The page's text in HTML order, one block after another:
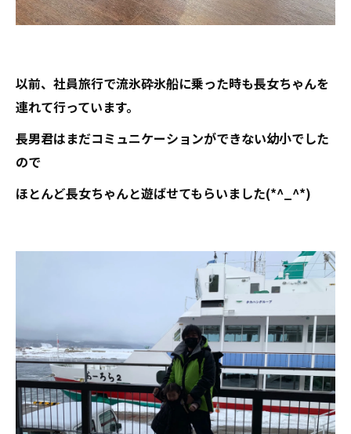
以前、社員旅行で流氷砕氷船に乗った時も長女ちゃんを
連れて行っています。
長男君はまだコミュニケーションができない幼小でした
ので
ほとんど長女ちゃんと遊ばせてもらいました(*^_^*)